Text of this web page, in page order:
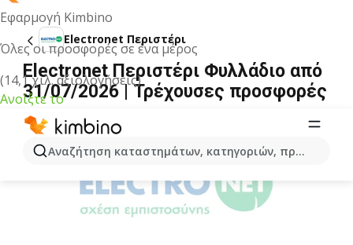
Εφαρμογή Kimbino
Όλες οι προσφορές σε ένα μέρος
(14,1 χιλ. αξιολογήσεις)
Ανοίξτε το
Αναζήτηση καταστημάτων, κατηγοριών, προϊόντων...
Electronet Περιστέρι
Electronet Περιστέρι Φυλλάδιο από
31/07/2026 | Τρέχουσες προσφορές